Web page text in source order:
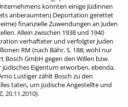
konnten einige Jüdinnen
anberaumten) Deportation gerettet
finanzielle Zuwendungen an Juden
Allein zwischen 1938 und 1940
verhafteter und verfolgter Juden
RM (nach Bähr, S. 188; wohl nur
Bosch GmbH gegen den Willen bzw.
Eigentum erworben, ebenda,
Lustiger zählt Bosch zu den
taten, um jüdische Angestellte und
20.11.2010).